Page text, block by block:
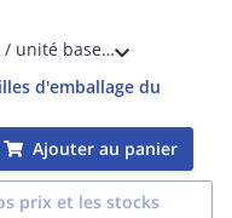
Profilé porteur / unité base - 765... E-Line - blanc
d'emballage du
Ajouter au panier
prix et les stocks